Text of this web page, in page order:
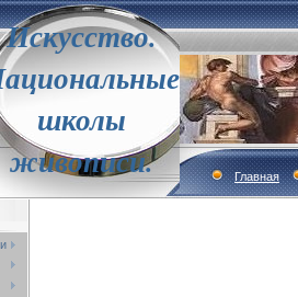
Искусство.
школы
живописи.
Главная